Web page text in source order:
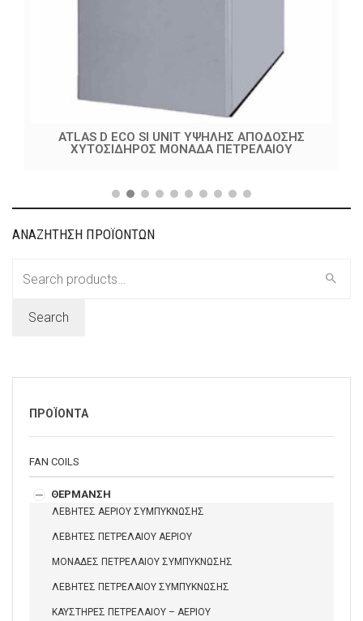
ATLAS D ECO SI UNIT ΥΨΗΛΗΣ ΑΠΟΔΟΣΗΣ
ΧΥΤΟΣΙΔΗΡΟΣ ΜΟΝΑΔΑ ΠΕΤΡΕΛΑΙΟΥ
ΑΝΑΖΗΤΗΣΗ ΠΡΟΪΟΝΤΩΝ
Search
ΠΡΟΪΟΝΤΑ
FAN COILS
ΘΕΡΜΑΝΣΗ
ΛΕΒΗΤΕΣ ΑΕΡΙΟΥ ΣΥΜΠΥΚΝΩΣΗΣ
ΛΕΒΗΤΕΣ ΠΕΤΡΕΛΑΙΟΥ ΑΕΡΙΟΥ
ΜΟΝΑΔΕΣ ΠΕΤΡΕΛΑΙΟΥ ΣΥΜΠΥΚΝΩΣΗΣ
ΛΕΒΗΤΕΣ ΠΕΤΡΕΛΑΙΟΥ ΣΥΜΠΥΚΝΩΣΗΣ
ΚΑΥΣΤΗΡΕΣ ΠΕΤΡΕΛΑΙΟΥ – ΑΕΡΙΟΥ